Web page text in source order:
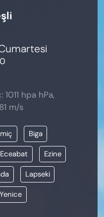
1011 hpa hPa,
m/s
Biga
Eceabat Ezine
Lapseki
Yenice